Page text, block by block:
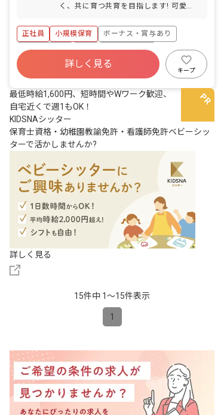
く、共に育つ共育を目指します! 可愛い
気の中で、毎日楽しく働きませんか? 年
間行事は子どもたちと一緒に職員が楽し
める行事ばかりです。 見学からでもOK!
お気軽にお電話ください。 職員全員が楽
しい保育園をモットーに!
正社員 小規模保育
ボーナス・賞与あり
社会保険完備
有給
福利厚生充実
昇給昇進あり
車通勤可
乳児保育のみ
詳しく見る
キープ
最低時給1,600円、短時間やWワーク歓迎、
自宅近くで週1もOK！
KIDSNAシッター
保育士資格・幼稚園教諭免許・看護師免許ベビーシッ
ターで活かしませんか?
詳しく見る
15件中 1〜15件表示
1